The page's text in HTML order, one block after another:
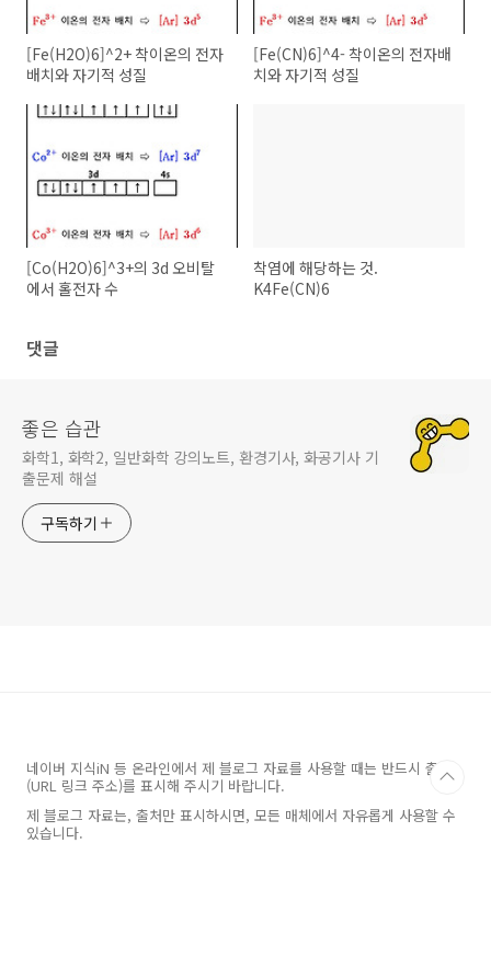
[Fe(H2O)6]^2+ 착이온의 전자
배치와 자기적 성질
[Fe(CN)6]^4- 착이온의 전자배
치와 자기적 성질
[Co(H2O)6]^3+의 3d 오비탈
에서 홀전자 수
착염에 해당하는 것.
K4Fe(CN)6
댓글
좋은 습관
화학1, 화학2, 일반화학 강의노트, 환경기사, 화공기사 기
출문제 해설
구독하기
네이버 지식iN 등 온라인에서 제 블로그 자료를 사용할 때는 반드시 출처
(URL 링크 주소)를 표시해 주시기 바랍니다.
제 블로그 자료는, 출처만 표시하시면, 모든 매체에서 자유롭게 사용할 수
있습니다.